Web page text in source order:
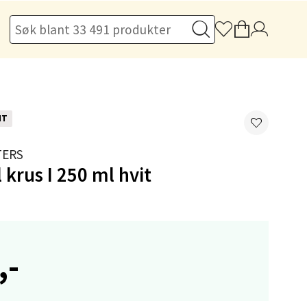
krus I 250 ml hvit